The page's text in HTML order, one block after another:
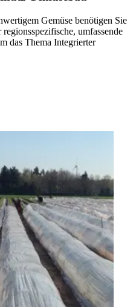
Gemüse benötigen Sie
umfassende
das Thema Integrierter